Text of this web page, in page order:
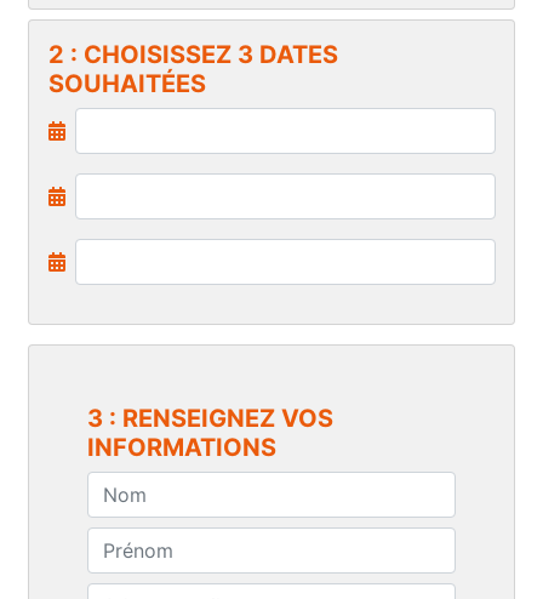
2 : CHOISISSEZ 3 DATES
SOUHAITÉES
3 : RENSEIGNEZ VOS
INFORMATIONS